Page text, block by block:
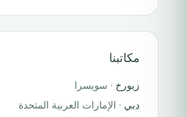
مكاتبنا
زيورخ · سويسرا
دبي · الإمارات العربية المتحدة